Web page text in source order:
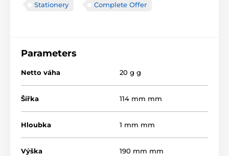
Stationery Complete Offer
Parameters
Netto váha 20 g g
Šířka 114 mm mm
Hloubka 1 mm mm
Výška 190 mm mm